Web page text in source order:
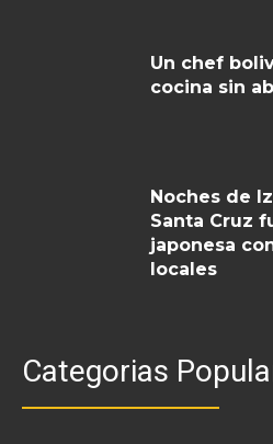
Un chef
cocina sin
Noches de
Santa Cruz
japonesa
locales
Categorias